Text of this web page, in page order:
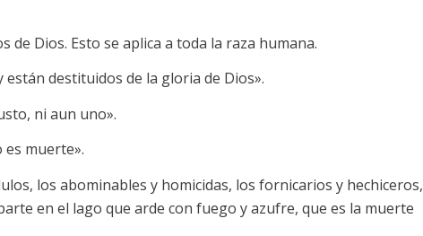
de Dios. Esto se aplica a toda la raza humana.
están destituidos de la gloria de Dios».
ni aun uno».
es muerte».
los abominables y homicidas, los fornicarios y hechiceros,
en el lago que arde con fuego y azufre, que es la muerte